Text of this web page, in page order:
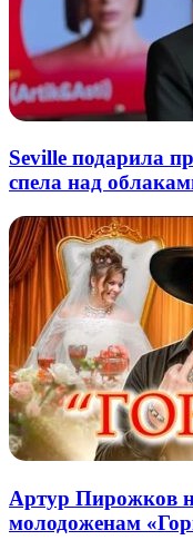
Seville подарила
спела над
Артур Пирожков
молодоженам